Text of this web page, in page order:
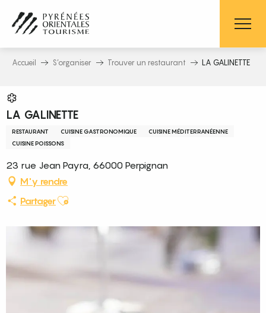
contenu
principal
Accueil S’organiser Trouver un restaurant LA GALINETTE
LA GALINETTE
RESTAURANT CUISINE GASTRONOMIQUE
CUISINE MÉDITERRANÉENNE
CUISINE POISSONS
23 rue Jean Payra, 66000 Perpignan
M'y rendre
PartagerAjouter aux favoris